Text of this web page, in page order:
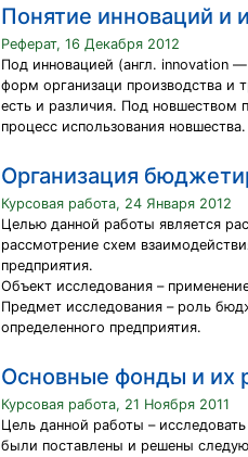
Понятие инноваций и
Реферат, 16 Декабря 2012
Под инновацией (англ. innovation
форм организаци производства и
есть и различия. Под новшеством
процесс использования
Организация
Курсовая работа, 24 Января 2012
Целью данной работы является
рассмотрение схем
предприятия.
Объект исследования –
Предмет исследования – роль
определенного предприятия.
Основные фонды и их
Курсовая работа, 21 Ноября 2011
Цель данной работы –
были поставлены и решены